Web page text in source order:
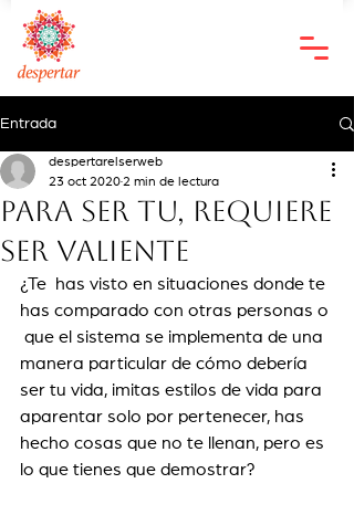
Entrada
Para ser tu, requiere
ser valiente
despertarelserweb
23 oct 2020 2 min de lectura
¿Te  has visto en situaciones donde te
has comparado con otras personas o
que el sistema se implementa de una
manera particular de cómo debería
ser tu vida, imitas estilos de vida para
aparentar solo por pertenecer, has
hecho cosas que no te llenan, pero es
lo que tienes que demostrar?